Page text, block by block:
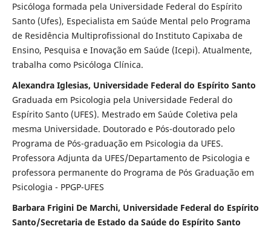
Psicóloga formada pela Universidade Federal do Espírito
Santo (Ufes), Especialista em Saúde Mental pelo Programa
de Residência Multiprofissional do Instituto Capixaba de
Ensino, Pesquisa e Inovação em Saúde (Icepi). Atualmente,
trabalha como Psicóloga Clínica.
Alexandra Iglesias, Universidade Federal do Espírito Santo
Graduada em Psicologia pela Universidade Federal do
Espírito Santo (UFES). Mestrado em Saúde Coletiva pela
mesma Universidade. Doutorado e Pós-doutorado pelo
Programa de Pós-graduação em Psicologia da UFES.
Professora Adjunta da UFES/Departamento de Psicologia e
professora permanente do Programa de Pós Graduação em
Psicologia - PPGP-UFES
Barbara Frigini De Marchi, Universidade Federal do Espírito
Santo/Secretaria de Estado da Saúde do Espírito Santo